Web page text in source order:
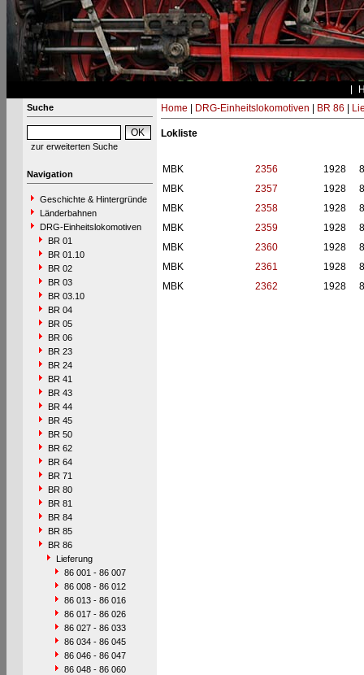
Suche
zur erweiterten Suche
Navigation
Geschichte & Hintergründe
Länderbahnen
DRG-Einheitslokomotiven
BR 01
BR 01.10
BR 02
BR 03
BR 03.10
BR 04
BR 05
BR 06
BR 23
BR 24
BR 41
BR 43
BR 44
BR 45
BR 50
BR 62
BR 64
BR 71
BR 80
BR 81
BR 84
BR 85
BR 86
Lieferung
86 001 - 86 007
86 008 - 86 012
86 013 - 86 016
86 017 - 86 026
86 027 - 86 033
86 034 - 86 045
86 046 - 86 047
86 048 - 86 060
Home DRG-Einheitslokomotiven BR 86
Lokliste
MBK 2356 1928
MBK
2357 1928
MBK
2358 1928
MBK
2359 1928
MBK
2360 1928
MBK
2361 1928
MBK
2362 1928